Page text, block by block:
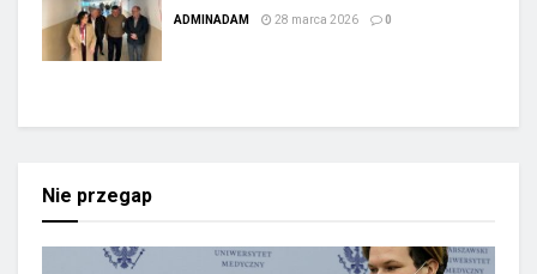
ADMINADAM 28 marca 2026 0
Nie przegap